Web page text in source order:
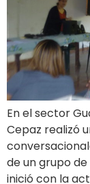
En el sector
Cepaz realizó
de un grupo
inició con la